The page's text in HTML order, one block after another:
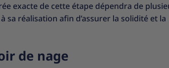
exacte de cette étape dépendra de
sa réalisation afin d’assurer la solidité et la
de nage